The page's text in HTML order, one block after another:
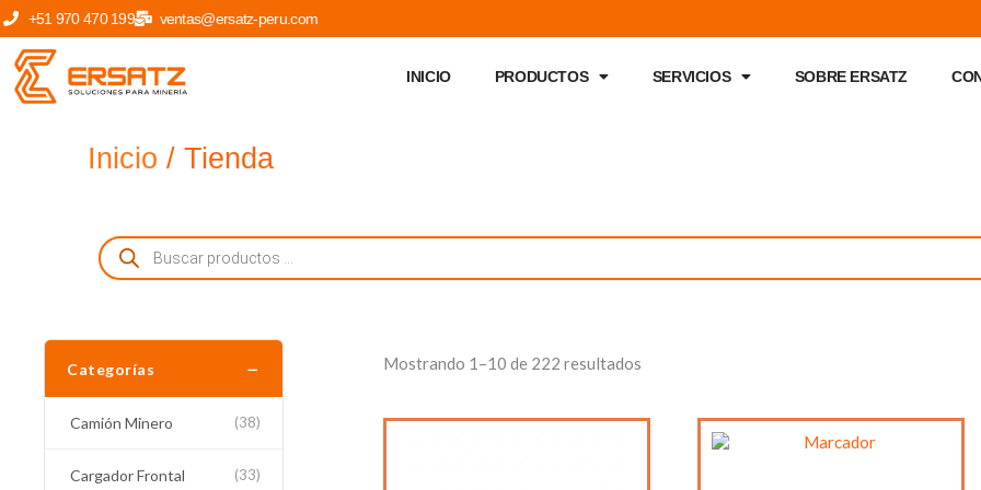
al
contenido
+51 970 470 199 ventas@ersatz-peru.com
INICIO PRODUCTOS SERVICIOS SOBRE ERSATZ
Inicio / Tienda
Búsqueda
de
productos
Categorías −
Camión Minero (38)
Cargador Frontal (33)
Mostrando 1–10 de 222 resultados